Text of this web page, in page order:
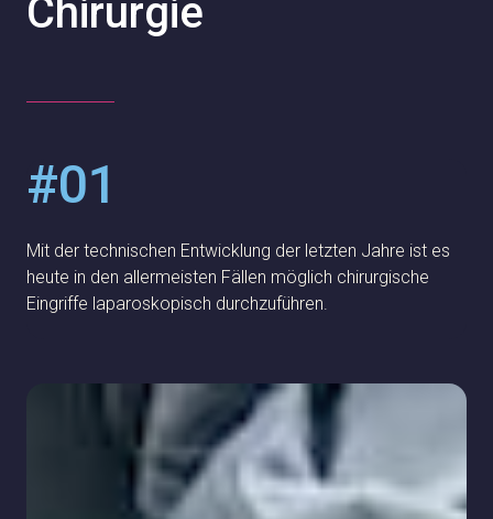
Chirurgie
#01
Mit der technischen Entwicklung der letzten Jahre ist es
heute in den allermeisten Fällen möglich chirurgische
Eingriffe laparoskopisch durchzuführen.